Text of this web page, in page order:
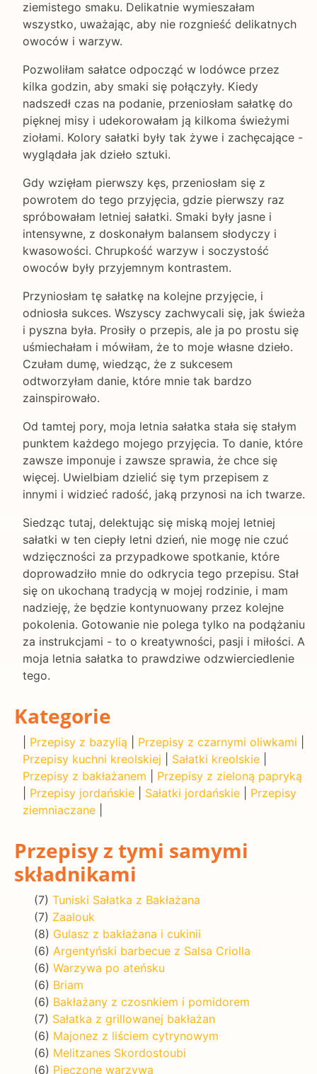
ziemistego smaku. Delikatnie wymieszałam
wszystko, uważając, aby nie rozgnieść delikatnych
owoców i warzyw.
Pozwoliłam sałatce odpocząć w lodówce przez
kilka godzin, aby smaki się połączyły. Kiedy
nadszedł czas na podanie, przeniosłam sałatkę do
pięknej misy i udekorowałam ją kilkoma świeżymi
ziołami. Kolory sałatki były tak żywe i zachęcające -
wyglądała jak dzieło sztuki.
Gdy wzięłam pierwszy kęs, przeniosłam się z
powrotem do tego przyjęcia, gdzie pierwszy raz
spróbowałam letniej sałatki. Smaki były jasne i
intensywne, z doskonałym balansem słodyczy i
kwasowości. Chrupkość warzyw i soczystość
owoców były przyjemnym kontrastem.
Przyniosłam tę sałatkę na kolejne przyjęcie, i
odniosła sukces. Wszyscy zachwycali się, jak świeża
i pyszna była. Prosiły o przepis, ale ja po prostu się
uśmiechałam i mówiłam, że to moje własne dzieło.
Czułam dumę, wiedząc, że z sukcesem
odtworzyłam danie, które mnie tak bardzo
zainspirowało.
Od tamtej pory, moja letnia sałatka stała się stałym
punktem każdego mojego przyjęcia. To danie, które
zawsze imponuje i zawsze sprawia, że chce się
więcej. Uwielbiam dzielić się tym przepisem z
innymi i widzieć radość, jaką przynosi na ich twarze.
Siedząc tutaj, delektując się miską mojej letniej
sałatki w ten ciepły letni dzień, nie mogę nie czuć
wdzięczności za przypadkowe spotkanie, które
doprowadziło mnie do odkrycia tego przepisu. Stał
się on ukochaną tradycją w mojej rodzinie, i mam
nadzieję, że będzie kontynuowany przez kolejne
pokolenia. Gotowanie nie polega tylko na podążaniu
za instrukcjami - to o kreatywności, pasji i miłości. A
moja letnia sałatka to prawdziwe odzwierciedlenie
tego.
Kategorie
Przepisy z bazylią Przepisy z czarnymi oliwkami
Przepisy kuchni kreolskiej
Sałatki kreolskie
Przepisy z bakłażanem
Przepisy z zieloną papryką
Przepisy jordańskie Sałatki jordańskie
Przepisy
ziemniaczane
Przepisy z tymi samymi
składnikami
(7) Tuniski Sałatka z Bakłażana
(7) Zaalouk
(8) Gulasz z bakłażana i cukinii
(6) Argentyński barbecue z Salsa Criolla
(6) Warzywa po ateńsku
(6) Briam
(6) Bakłażany z czosnkiem i pomidorem
(7) Sałatka z grillowanej bakłażan
(6) Majonez z liściem cytrynowym
(6) Melitzanes Skordostoubi
(6) Pieczone warzywa